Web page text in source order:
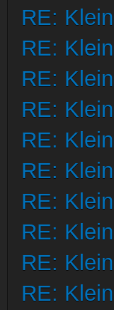
RE:
RE:
RE:
RE:
RE:
RE:
RE:
RE:
RE:
RE: